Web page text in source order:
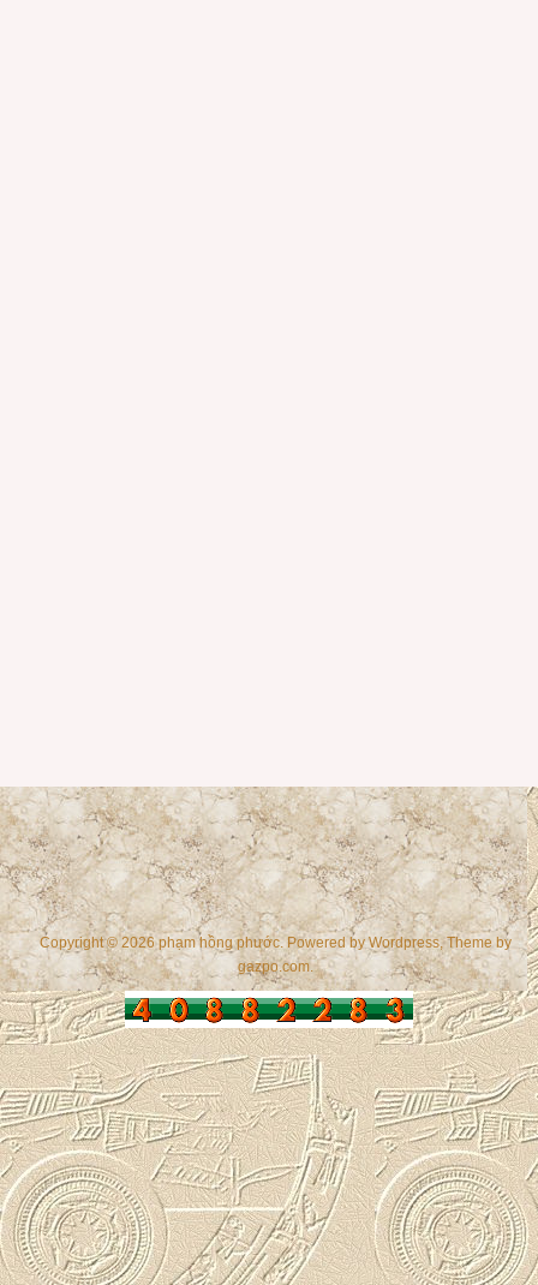
Copyright © 2026 phạm hồng phước. Powered byWordpress, Theme by
gazpo.com.